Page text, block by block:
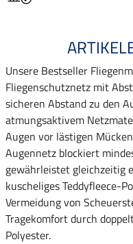
Unsere Bestseller
Fliegenschutznetz mit
sicheren Abstand zu den
atmungsaktivem
Augen vor lästigen
Augennetz blockiert
gewährleistet gleichzeitig
kuscheliges Teddyfleece-
Vermeidung von
Tragekomfort durch
Polyester.